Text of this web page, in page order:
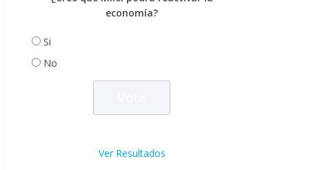
economía?
Si
No
Ver Resultados